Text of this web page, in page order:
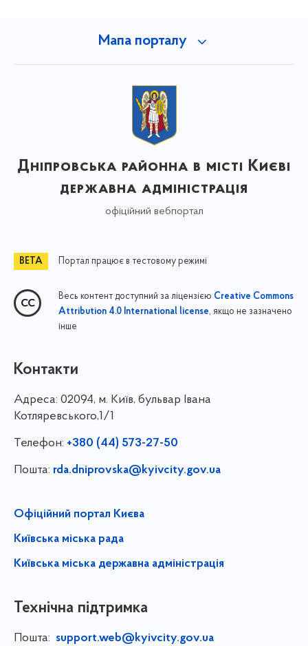
Мапа порталу
Дніпровська районна в місті Києві
державна адміністрація
офіційний вебпортал
Портал працює в тестовому режимі
Весь контент доступний за ліцензією Creative Commons
Attribution 4.0 International license, якщо не зазначено
інше
Контакти
Адреса: 02094, м. Київ, бульвар Івана
Котляревського,1/1
Телефон: +380 (44) 573-27-50
Пошта: rda.dniprovska@kyivcity.gov.ua
Офіційний портал Києва
Київська міська рада
Київська міська державна адміністрація
Технічна підтримка
Пошта: support.web@kyivcity.gov.ua